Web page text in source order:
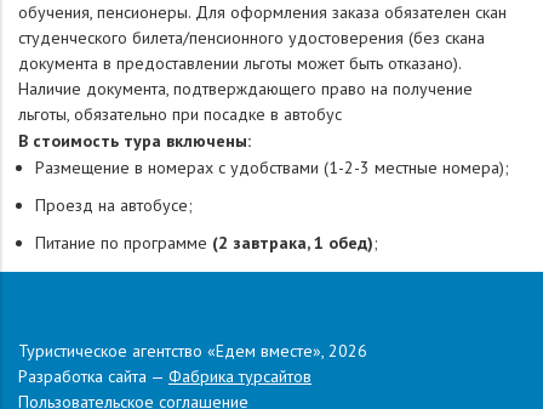
обучения, пенсионеры. Для оформления заказа обязателен скан
студенческого билета/пенсионного удостоверения (без скана
документа в предоставлении льготы может быть отказано).
Наличие документа, подтверждающего право на получение
льготы, обязательно при посадке в автобус
В стоимость тура включены:
Размещение в номерах с удобствами (1-2-3 местные номера);
Проезд на автобусе;
Питание по программе (2 завтрака, 1 обед);
Страхование ответственности перевозчика перед пассажирами
Важно!
Женское и мужское подселение для одиночных туристов
Туристическое агентство «Едем вместе», 2026
Разработка сайта — Фабрика турсайтов
Пользовательское соглашение